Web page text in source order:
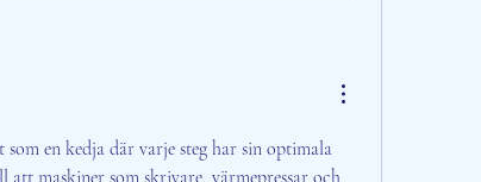
en kedja där varje steg har sin optimala
att maskiner som skrivare, värmepressar och